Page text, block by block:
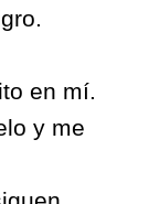
en mí.
y me